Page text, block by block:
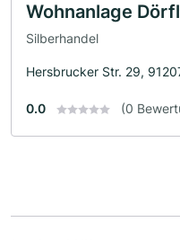
Wohnanlage
Silberhandel
Hersbrucker Str. 29,
0.0 (0